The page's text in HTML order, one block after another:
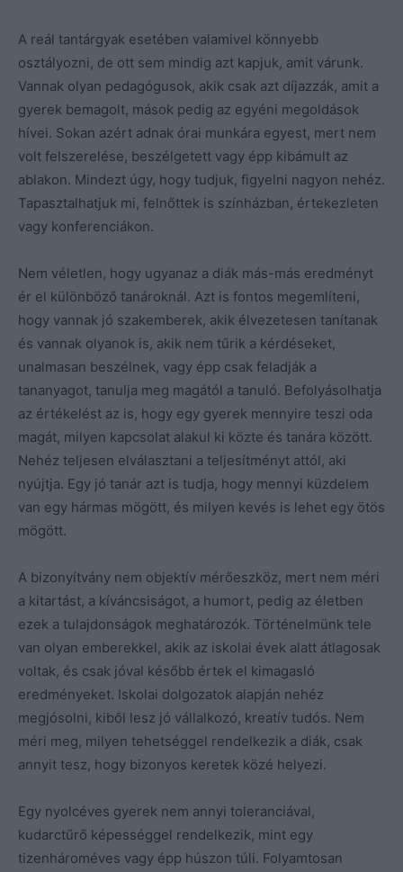
A reál tantárgyak esetében valamivel könnyebb
osztályozni, de ott sem mindig azt kapjuk, amit várunk.
Vannak olyan pedagógusok, akik csak azt díjazzák, amit a
gyerek bemagolt, mások pedig az egyéni megoldások
hívei. Sokan azért adnak órai munkára egyest, mert nem
volt felszerelése, beszélgetett vagy épp kibámult az
ablakon. Mindezt úgy, hogy tudjuk, figyelni nagyon nehéz.
Tapasztalhatjuk mi, felnőttek is színházban, értekezleten
vagy konferenciákon.
Nem véletlen, hogy ugyanaz a diák más-más eredményt
ér el különböző tanároknál. Azt is fontos megemlíteni,
hogy vannak jó szakemberek, akik élvezetesen tanítanak
és vannak olyanok is, akik nem tűrik a kérdéseket,
unalmasan beszélnek, vagy épp csak feladják a
tananyagot, tanulja meg magától a tanuló. Befolyásolhatja
az értékelést az is, hogy egy gyerek mennyire teszi oda
magát, milyen kapcsolat alakul ki közte és tanára között.
Nehéz teljesen elválasztani a teljesítményt attól, aki
nyújtja. Egy jó tanár azt is tudja, hogy mennyi küzdelem
van egy hármas mögött, és milyen kevés is lehet egy ötös
mögött.
A bizonyítvány nem objektív mérőeszköz, mert nem méri
a kitartást, a kíváncsiságot, a humort, pedig az életben
ezek a tulajdonságok meghatározók. Történelmünk tele
van olyan emberekkel, akik az iskolai évek alatt átlagosak
voltak, és csak jóval később értek el kimagasló
eredményeket. Iskolai dolgozatok alapján nehéz
megjósolni, kiből lesz jó vállalkozó, kreatív tudós. Nem
méri meg, milyen tehetséggel rendelkezik a diák, csak
annyit tesz, hogy bizonyos keretek közé helyezi.
Egy nyolcéves gyerek nem annyi toleranciával,
kudarctűrő képességgel rendelkezik, mint egy
tizenhároméves vagy épp húszon túli. Folyamtosan